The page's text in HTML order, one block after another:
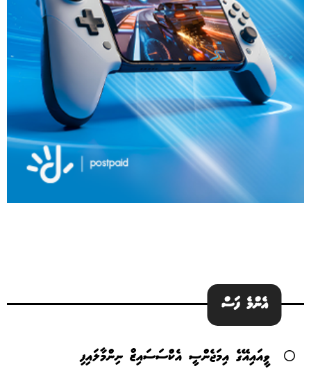
އެންމެ ފަސް
ވީއައިއޭގެ އިމަޖެންސީ އެކްސަސައިޒް ނިންމާލައިފި